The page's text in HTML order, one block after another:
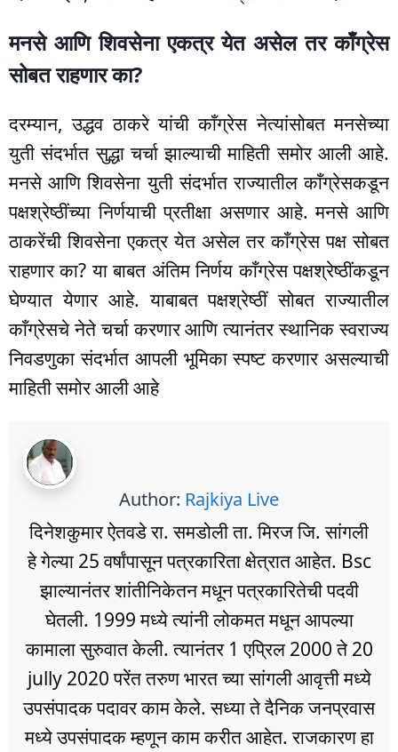
मनसे आणि शिवसेना एकत्र येत असेल तर काँग्रेस
सोबत राहणार का?
दरम्यान, उद्धव ठाकरे यांची काँग्रेस नेत्यांसोबत मनसेच्या
युती संदर्भात सुद्धा चर्चा झाल्याची माहिती समोर आली आहे.
मनसे आणि शिवसेना युती संदर्भात राज्यातील काँग्रेसकडून
पक्षश्रेष्ठींच्या निर्णयाची प्रतीक्षा असणार आहे. मनसे आणि
ठाकरेंची शिवसेना एकत्र येत असेल तर काँग्रेस पक्ष सोबत
राहणार का? या बाबत अंतिम निर्णय काँग्रेस पक्षश्रेष्ठींकडून
घेण्यात येणार आहे. याबाबत पक्षश्रेष्ठीं सोबत राज्यातील
काँग्रेसचे नेते चर्चा करणार आणि त्यानंतर स्थानिक स्वराज्य
निवडणुका संदर्भात आपली भूमिका स्पष्ट करणार असल्याची
माहिती समोर आली आहे
Author: Rajkiya Live
दिनेशकुमार ऐतवडे रा. समडोली ता. मिरज जि. सांगली
हे गेल्या 25 वर्षांपासून पत्रकारिता क्षेत्रात आहेत. Bsc
झाल्यानंतर शांतीनिकेतन मधून पत्रकारितेची पदवी
घेतली. 1999 मध्ये त्यांनी लोकमत मधून आपल्या
कामाला सुरुवात केली. त्यानंतर 1 एप्रिल 2000 ते 20
jully 2020 परेंत तरुण भारत च्या सांगली आवृत्ती मध्ये
उपसंपादक पदावर काम केले. सध्या ते दैनिक जनप्रवास
मध्ये उपसंपादक म्हणून काम करीत आहेत. राजकारण हा